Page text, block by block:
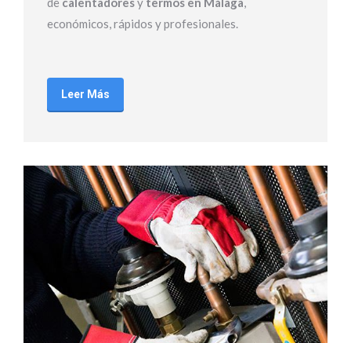
económicos, rápidos y profesionales.
Leer Más